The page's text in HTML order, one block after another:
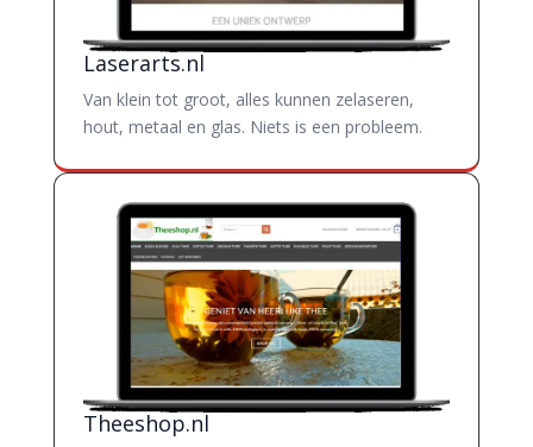
Laserarts.nl
Van klein tot groot, alles kunnen zelaseren,
hout, metaal en glas. Niets is een probleem.
Theeshop.nl